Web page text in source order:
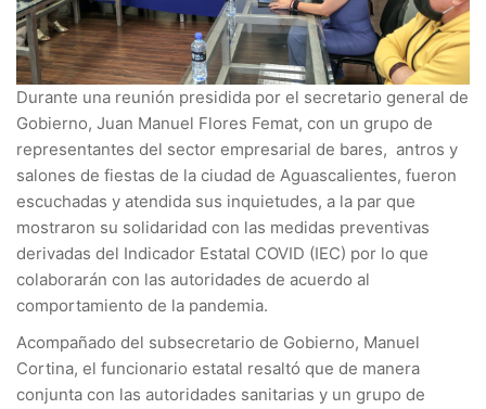
Durante una reunión presidida por el secretario general de
Gobierno, Juan Manuel Flores Femat, con un grupo de
representantes del sector empresarial de bares, antros y
salones de fiestas de la ciudad de Aguascalientes, fueron
escuchadas y atendida sus inquietudes, a la par que
mostraron su solidaridad con las medidas preventivas
derivadas del Indicador Estatal COVID (IEC) por lo que
colaborarán con las autoridades de acuerdo al
comportamiento de la pandemia.
Acompañado del subsecretario de Gobierno, Manuel
Cortina, el funcionario estatal resaltó que de manera
conjunta con las autoridades sanitarias y un grupo de